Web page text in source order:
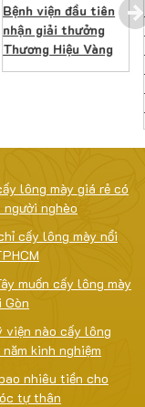
Thư cám ơn
nghị giải phẫu
Tế tháng 10
2007 chứng
lông mày giá rẻ có
nghèo
cấy lông mày nổi
muốn cấy lông mày
viện nào cấy lông
kinh nghiệm
nhiêu tiền cho
tự thân